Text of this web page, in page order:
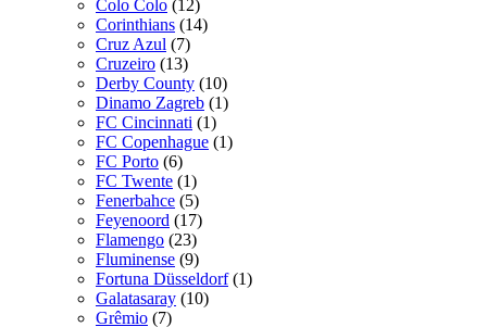
Colo Colo (12)
Corinthians (14)
Cruz Azul (7)
Cruzeiro (13)
Derby County (10)
Dinamo Zagreb (1)
FC Cincinnati (1)
FC Copenhague (1)
FC Porto (6)
FC Twente (1)
Fenerbahce (5)
Feyenoord (17)
Flamengo (23)
Fluminense (9)
Fortuna Düsseldorf (1)
Galatasaray (10)
Grêmio (7)